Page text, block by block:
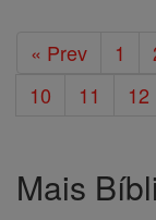
« Prev 1
10
11 12
Mais